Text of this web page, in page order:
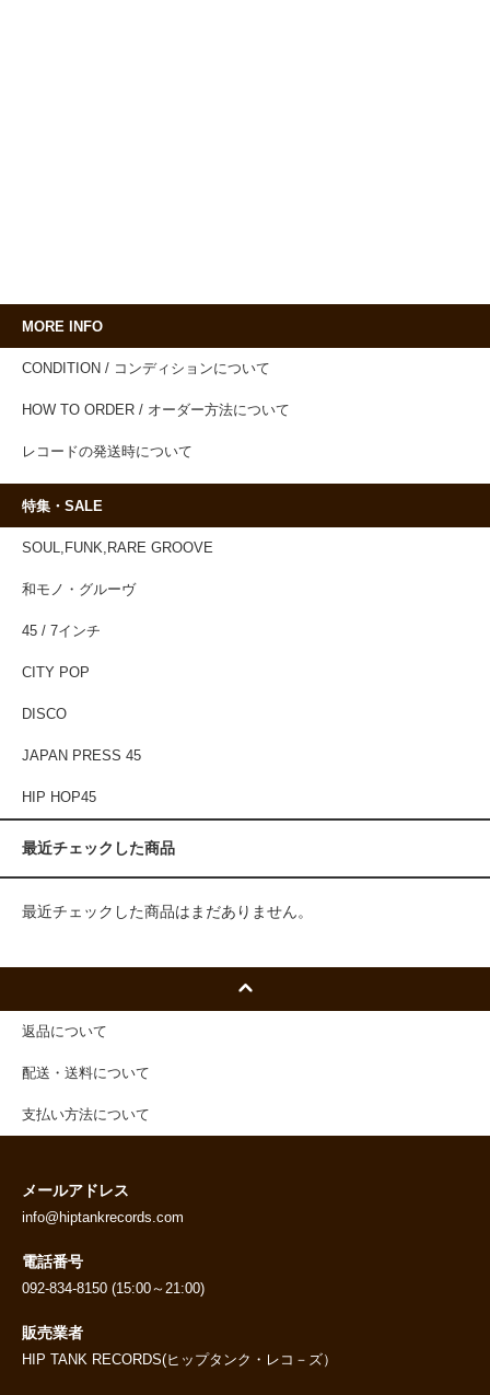
MORE INFO
CONDITION / コンディションについて
HOW TO ORDER / オーダー方法について
レコードの発送時について
特集・SALE
SOUL,FUNK,RARE GROOVE
和モノ・グルーヴ
45 / 7インチ
CITY POP
DISCO
JAPAN PRESS 45
HIP HOP45
最近チェックした商品
最近チェックした商品はまだありません。
返品について
配送・送料について
支払い方法について
メールアドレス
info@hiptankrecords.com
電話番号
092-834-8150 (15:00～21:00)
販売業者
HIP TANK RECORDS(ヒップタンク・レコ－ズ）